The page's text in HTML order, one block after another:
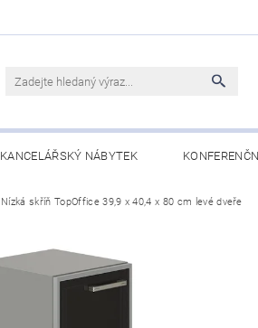
KANCELÁŘSKÝ NÁBYTEK
OBCHODNÍ PODMÍNKY KONTAKTY
Nízká skříň TopOffice 39,9 x 40,4 x 80 cm levé dveře